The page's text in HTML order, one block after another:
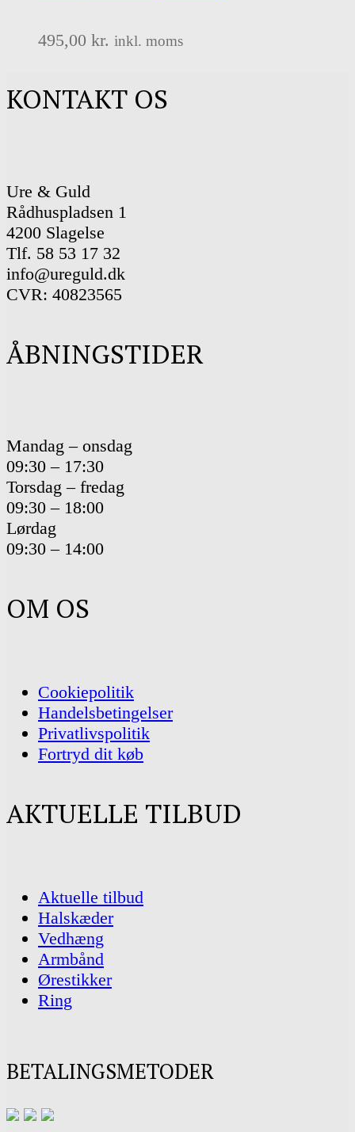
495,00 kr. inkl. moms
KONTAKT OS
Ure & Guld
Rådhuspladsen 1
4200 Slagelse
Tlf. 58 53 17 32
info@ureguld.dk
CVR: 40823565
ÅBNINGSTIDER
Mandag – onsdag
09:30 – 17:30
Torsdag – fredag
09:30 – 18:00
Lørdag
09:30 – 14:00
OM OS
Cookiepolitik
Handelsbetingelser
Privatlivspolitik
Fortryd dit køb
AKTUELLE TILBUD
Aktuelle tilbud
Halskæder
Vedhæng
Armbånd
Ørestikker
Ring
BETALINGSMETODER